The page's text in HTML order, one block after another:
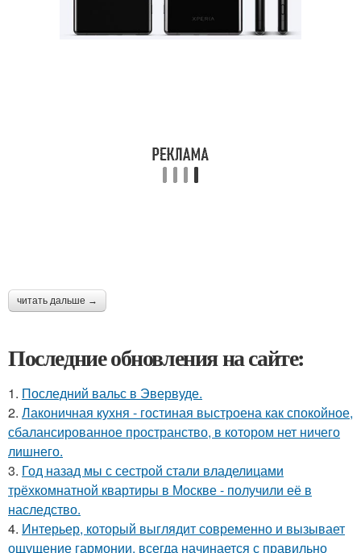
читать дальше →
Последние обновления на сайте:
1. Последний вальс в Эвервуде.
2. Лаконичная кухня - гостиная выстроена как спокойное,
сбалансированное пространство, в котором нет ничего
лишнего.
3. Год назад мы с сестрой стали владелицами
трёхкомнатной квартиры в Москве - получили её в
наследство.
4. Интерьер, который выглядит современно и вызывает
ощущение гармонии, всегда начинается с правильно